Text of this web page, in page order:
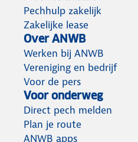
Pechhulp zakelijk
Zakelijke lease
Over ANWB
Werken bij ANWB
Vereniging en bedrijf
Voor de pers
Voor onderweg
Direct pech melden
Plan je route
ANWB apps